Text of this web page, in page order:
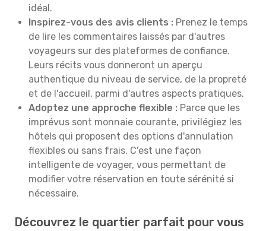
idéal.
Inspirez-vous des avis clients : Prenez le temps
de lire les commentaires laissés par d'autres
voyageurs sur des plateformes de confiance.
Leurs récits vous donneront un aperçu
authentique du niveau de service, de la propreté
et de l'accueil, parmi d'autres aspects pratiques.
Adoptez une approche flexible : Parce que les
imprévus sont monnaie courante, privilégiez les
hôtels qui proposent des options d'annulation
flexibles ou sans frais. C'est une façon
intelligente de voyager, vous permettant de
modifier votre réservation en toute sérénité si
nécessaire.
Découvrez le quartier parfait pour vous